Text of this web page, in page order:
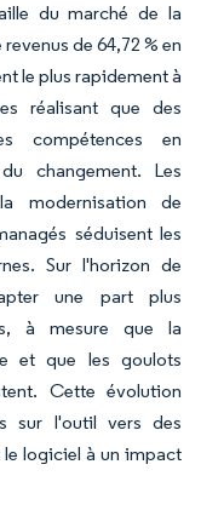
du marché de la
de 64,72 % en
le plus rapidement à
réalisant que des
compétences en
changement. Les
modernisation de
séduisent les
Sur l'horizon de
une part plus
à mesure que la
et que les goulots
Cette évolution
sur l'outil vers des
logiciel à un impact